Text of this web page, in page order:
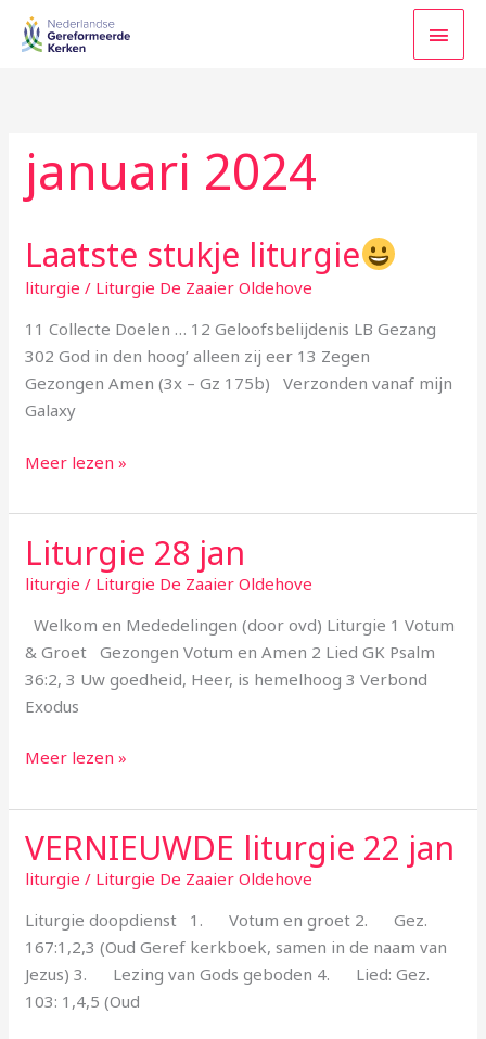
naar
januari 2024
Laatste stukje liturgie
liturgie / Liturgie De Zaaier Oldehove
11 Collecte Doelen … 12 Geloofsbelijdenis LB Gezang
302 God in den hoog’ alleen zij eer 13 Zegen
Gezongen Amen (3x – Gz 175b) Verzonden vanaf mijn
Galaxy
Laatste
stukje
liturgie
Meer lezen »
Liturgie 28 jan
liturgie / Liturgie De Zaaier Oldehove
Welkom en Mededelingen (door ovd) Liturgie 1 Votum
& Groet Gezongen Votum en Amen 2 Lied GK Psalm
36:2, 3 Uw goedheid, Heer, is hemelhoog 3 Verbond
Exodus
Liturgie
28
Meer lezen »
VERNIEUWDE liturgie 22 jan
liturgie / Liturgie De Zaaier Oldehove
Liturgie doopdienst 1. Votum en groet 2. Gez.
167:1,2,3 (Oud Geref kerkboek, samen in de naam van
Jezus) 3. Lezing van Gods geboden 4. Lied: Gez.
103: 1,4,5 (Oud
VERNIEUWDE
liturgie
jan